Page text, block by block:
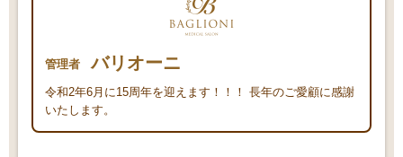
管理者 バリオーニ
令和2年6月に15周年を迎えます！！！ 長年のご愛顧に感謝
いたします。